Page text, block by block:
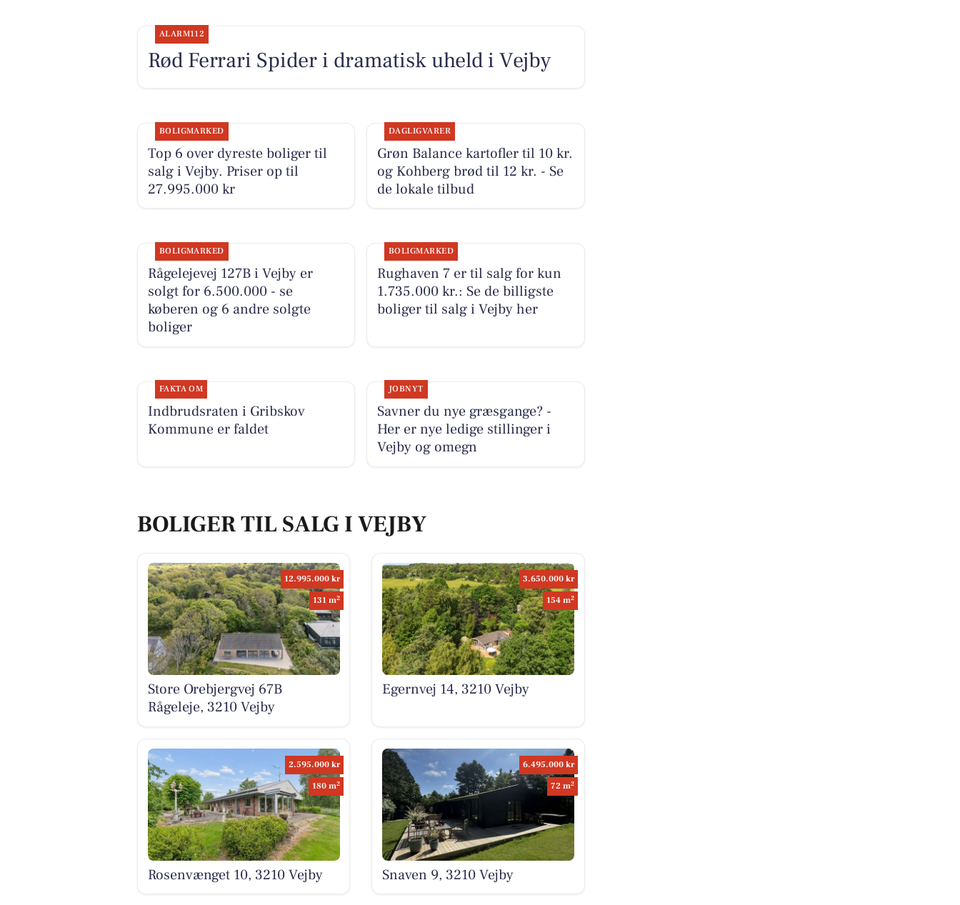
ALARM112
Rød Ferrari Spider i dramatisk uheld i Vejby
BOLIGMARKED
Top 6 over dyreste boliger til
salg i Vejby. Priser op til
27.995.000 kr
DAGLIGVARER
Grøn Balance kartofler til 10 kr.
og Kohberg brød til 12 kr. - Se
de lokale tilbud
BOLIGMARKED
Rågelejevej 127B i Vejby er
solgt for 6.500.000 - se
køberen og 6 andre solgte
boliger
BOLIGMARKED
Rughaven 7 er til salg for kun
1.735.000 kr.: Se de billigste
boliger til salg i Vejby her
FAKTA OM
Indbrudsraten i Gribskov
Kommune er faldet
JOBNYT
Savner du nye græsgange? -
Her er nye ledige stillinger i
Vejby og omegn
BOLIGER TIL SALG I VEJBY
12.995.000 kr
131 m2
Store Orebjergvej 67B
Rågeleje, 3210 Vejby
3.650.000 kr
154 m2
Egernvej 14, 3210 Vejby
2.595.000 kr
180 m2
Rosenvænget 10, 3210 Vejby
6.495.000 kr
72 m2
Snaven 9, 3210 Vejby